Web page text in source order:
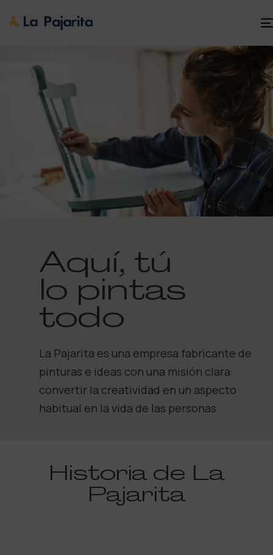
Aquí, tú
lo pintas
todo
La Pajarita es una empresa fabricante de
pinturas e ideas con una misión clara:
convertir la creatividad en un aspecto
habitual en la vida de las personas.
Historia de La
Pajarita